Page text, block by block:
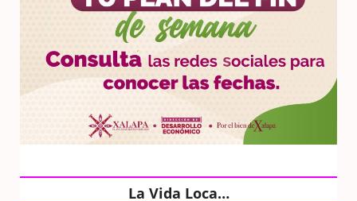
La Vida Loca…